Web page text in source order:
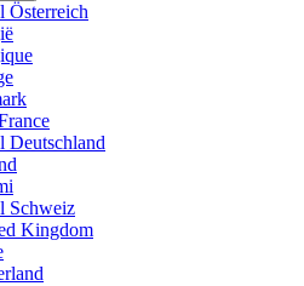
Österreich
Deutschland
Schweiz
Kingdom